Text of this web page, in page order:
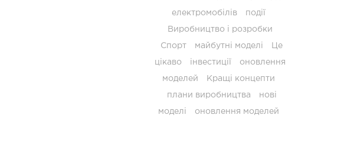
електромобілів події
Виробництво і розробки
Спорт майбутні моделі Це
цікаво інвестиції оновлення
моделей Кращі концепти
плани виробництва нові
моделі оновлення моделей